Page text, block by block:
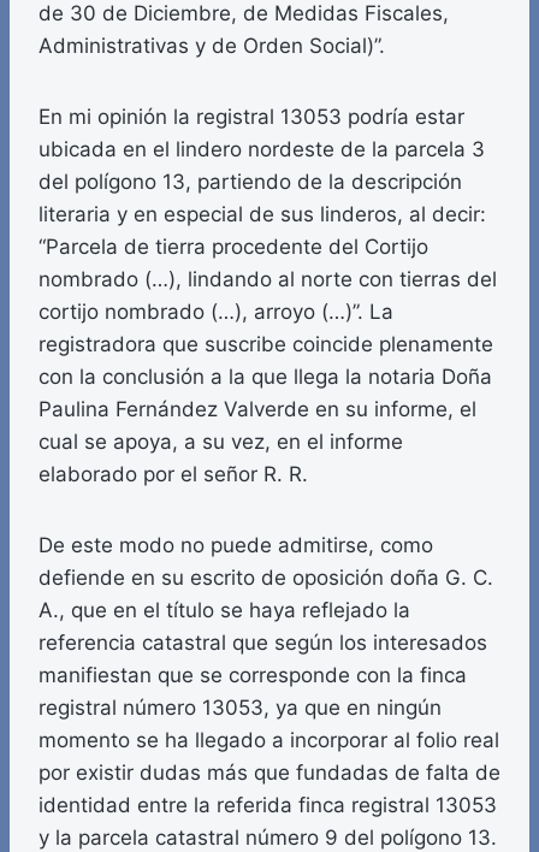
de 30 de Diciembre, de Medidas Fiscales,
Administrativas y de Orden Social)”.
En mi opinión la registral 13053 podría estar
ubicada en el lindero nordeste de la parcela 3
del polígono 13, partiendo de la descripción
literaria y en especial de sus linderos, al decir:
“Parcela de tierra procedente del Cortijo
nombrado (…), lindando al norte con tierras del
cortijo nombrado (…), arroyo (…)”. La
registradora que suscribe coincide plenamente
con la conclusión a la que llega la notaria Doña
Paulina Fernández Valverde en su informe, el
cual se apoya, a su vez, en el informe
elaborado por el señor R. R.
De este modo no puede admitirse, como
defiende en su escrito de oposición doña G. C.
A., que en el título se haya reflejado la
referencia catastral que según los interesados
manifiestan que se corresponde con la finca
registral número 13053, ya que en ningún
momento se ha llegado a incorporar al folio real
por existir dudas más que fundadas de falta de
identidad entre la referida finca registral 13053
y la parcela catastral número 9 del polígono 13.